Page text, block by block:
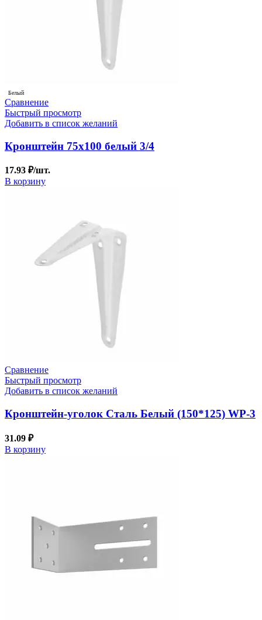
Белый
Сравнение
Быстрый просмотр
Добавить в список желаний
Кронштейн 75х100 белый 3/4
17.93 ₽/шт.
В корзину
Сравнение
Быстрый просмотр
Добавить в список желаний
Кронштейн-уголок Сталь Белый (150*125) WP-3
31.09 ₽
В корзину